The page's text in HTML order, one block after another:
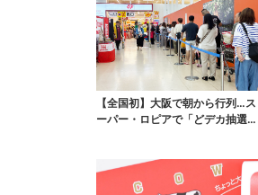
【全国初】大阪で朝から行列…ス
ーパー・ロピアで「どデカ抽選